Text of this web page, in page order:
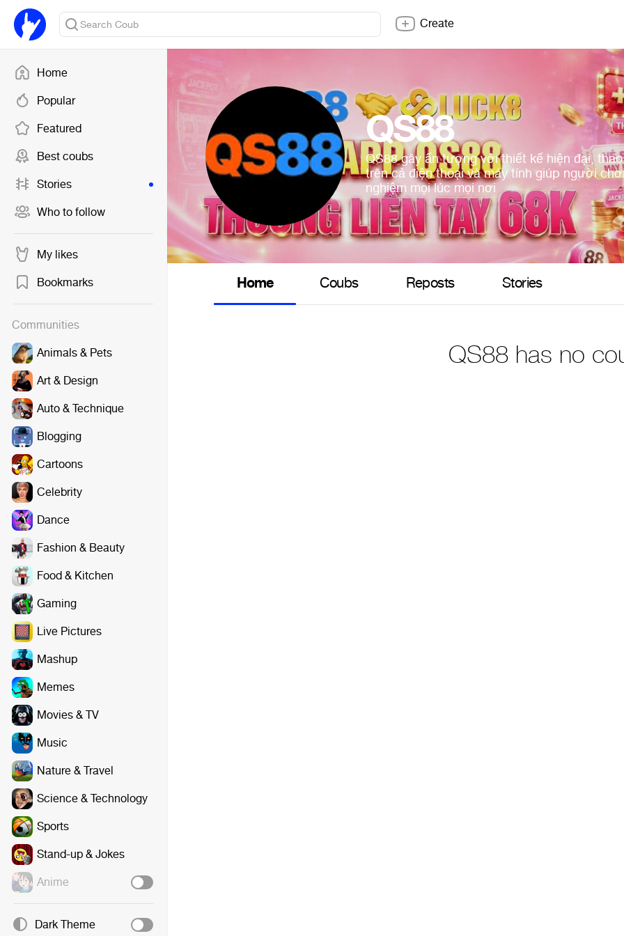
Home
Popular
Featured
Best coubs
Stories
Who to follow
My likes
Bookmarks
Communities
Animals & Pets
Art & Design
Auto & Technique
Blogging
Cartoons
Celebrity
Dance
Fashion & Beauty
Food & Kitchen
Gaming
Live Pictures
Mashup
Memes
Movies & TV
Music
Nature & Travel
Science & Technology
Sports
Stand-up & Jokes
Anime
Dark Theme
Create
QS88
QS88 gây ấn tượng với thiết kế hiện đại,
trên cả điện thoại và máy tính giúp người
nghiệm mọi lúc mọi nơi
Home Coubs Reposts Stories
QS88 has no